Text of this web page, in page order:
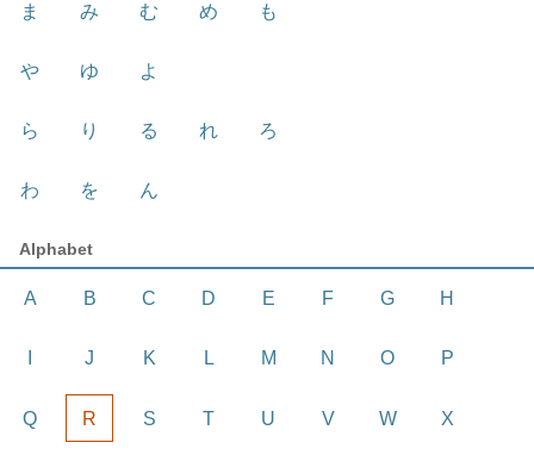
ま み む め も
や ゆ よ
ら り る れ ろ
わ を ん
Alphabet
A B C D E F G H
J K L M N O P
Q R S T U V W X